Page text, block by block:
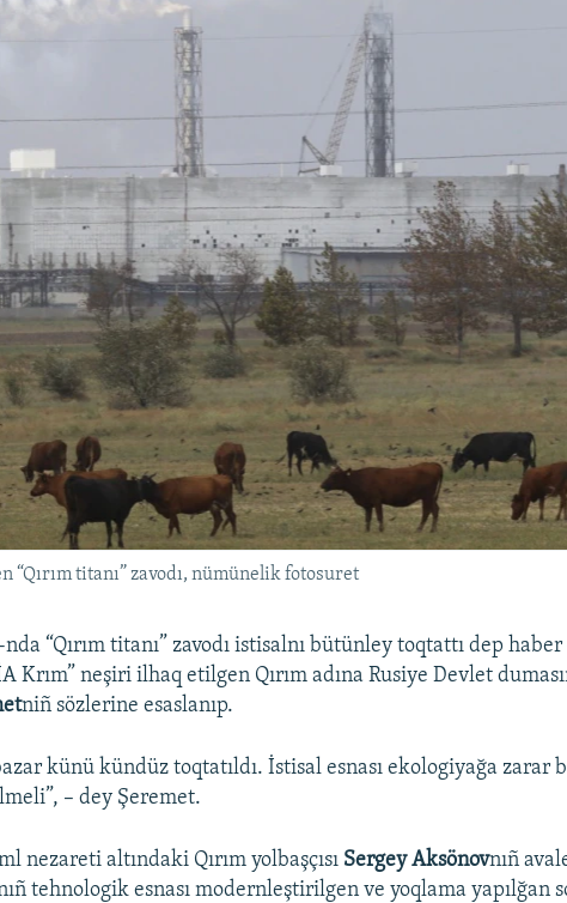
titanı” zavodı, nümünelik fotosuret
“Qırım titanı” zavodı istisalnı bütünley toqtattı dep haber
Krım” neşiri ilhaq etilgen Qırım adına Rusiye Devlet
niñ​ sözlerine esaslanıp.
künü kündüz toqtatıldı. İstisal esnası ekologiyağa zarar
– dey Şeremet.
nezareti altındaki Qırım yolbaşçısı Sergey Aksönovnıñ
tehnologik esnası modernleştirilgen ve yoqlama yapılğan